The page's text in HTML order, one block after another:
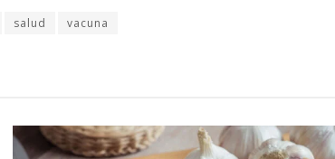
salud vacuna